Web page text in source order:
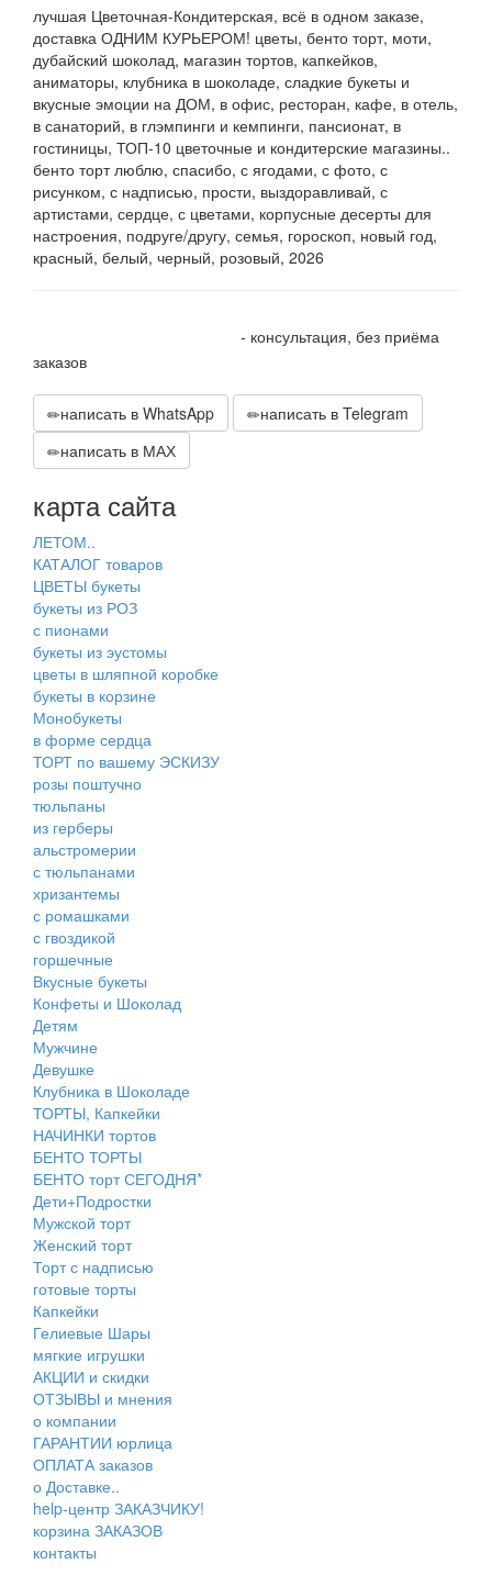
лучшая Цветочная-Кондитерская, всё в одном заказе,
доставка ОДНИМ КУРЬЕРОМ! цветы, бенто торт, моти,
дубайский шоколад, магазин тортов, капкейков,
аниматоры, клубника в шоколаде, сладкие букеты и
вкусные эмоции на ДОМ, в офис, ресторан, кафе, в отель,
в санаторий, в глэмпинги и кемпинги, пансионат, в
гостиницы, ТОП-10 цветочные и кондитерские магазины..
бенто торт люблю, спасибо, с ягодами, с фото, с
рисунком, с надписью, прости, выздоравливай, с
артистами, сердце, с цветами, корпусные десерты для
настроения, подруге/другу, семья, гороскоп, новый год,
красный, белый, черный, розовый, 2026
- консультация, без приёма
заказов
написать в WhatsApp
написать в Telegram
написать в МАХ
карта сайта
ЛЕТОМ..
КАТАЛОГ товаров
ЦВЕТЫ букеты
букеты из РОЗ
с пионами
букеты из эустомы
цветы в шляпной коробке
букеты в корзине
Монобукеты
в форме сердца
ТОРТ по вашему ЭСКИЗУ
розы поштучно
тюльпаны
из герберы
альстромерии
с тюльпанами
хризантемы
с ромашками
с гвоздикой
горшечные
Вкусные букеты
Конфеты и Шоколад
Детям
Мужчине
Девушке
Клубника в Шоколаде
ТОРТЫ, Капкейки
НАЧИНКИ тортов
БЕНТО ТОРТЫ
БЕНТО торт СЕГОДНЯ*
Дети+Подростки
Мужской торт
Женский торт
Торт с надписью
готовые торты
Капкейки
Гелиевые Шары
мягкие игрушки
АКЦИИ и скидки
ОТЗЫВЫ и мнения
о компании
ГАРАНТИИ юрлица
ОПЛАТА заказов
о Доставке..
help-центр ЗАКАЗЧИКУ!
корзина ЗАКАЗОВ
контакты